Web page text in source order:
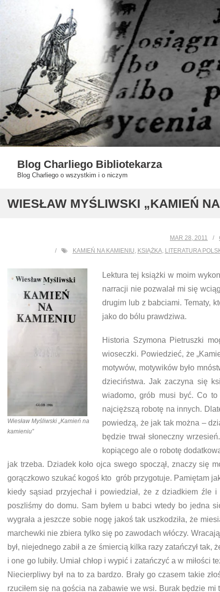
Blog Charliego Bibliotekarza
Blog Charliego o wszystkim i o niczym
WIESŁAW MYŚLIWSKI „KAMIEŃ
MAR 28, 2011
KAMIEŃ NA KAMIENIU, KSIĄŻKA, LITERATURA
Wiesław Myśliwski „Kamień na
kamieniu”
Lektura tej książki w moim
narracji nie pozwalał mi się
drugim lub z babciami. Tematy,
jako do bólu prawdziwa.
Historia Szymona Pietruszki
wioseczki. Powiedzieć, że
motywów, motywików było
dzieciństwa. Jak zaczyna się
wiadomo, grób musi być. Co
najcięższą robotę na innych.
powiedzą, że jak tak można –
będzie trwał słoneczny
kopiącego ale o robotę
jak trzeba. Dziadek koło ojca swego spoczął, znaczy się
gorączkowo szukać kogoś kto grób przygotuje. Pamiętam
kiedy sąsiad przyjechał i powiedział, że z dziadkiem
poszliśmy do domu. Sam byłem u babci wtedy bo jedna
wygrała a jeszcze sobie nogę jakoś tak uszkodziła, że
marchewki nie zbiera tylko się po zawodach włóczy.
był, niejednego zabił a ze śmiercią kilka razy zatańczył tak,
i one go lubiły. Umiał chłop i wypić i zatańczyć a w
Niecierpliwy był na to za bardzo. Brały go czasem takie
rzuciłem się na gościa na zabawie we wsi. Burak będzie mi